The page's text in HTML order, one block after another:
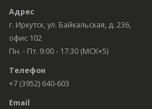
Адрес
г. Иркутск, ул. Байкальская, д. 236,
офис 102
Пн. - Пт. 9:00 - 17:30 (МСК+5)
Телефон
+7 (3952) 640-603
Email